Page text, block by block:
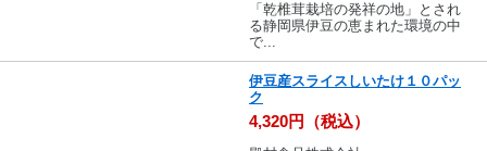
「乾椎茸栽培の発祥の地」とされ
る静岡県伊豆の恵まれた環境の中
で...
伊豆産スライスしいたけ１０パッ
ク
4,320円（税込）